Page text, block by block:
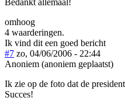
omhoog
4 waarderingen.
Ik vind dit een goed bericht
#7 zo, 04/06/2006 - 22:44
Anoniem (anoniem geplaatst)
Ik zie op de foto dat de
Succes!